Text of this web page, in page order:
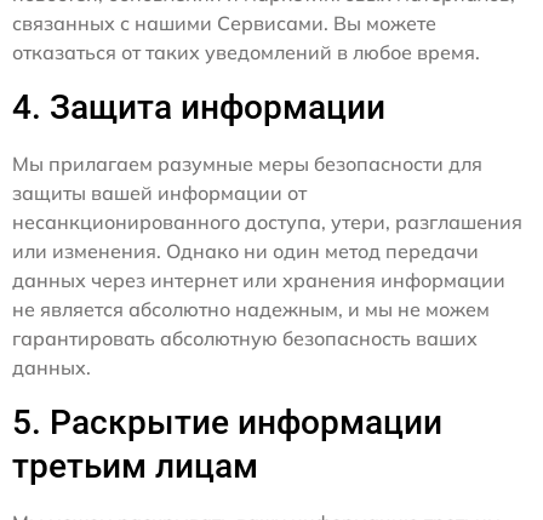
связанных с нашими Сервисами. Вы можете
отказаться от таких уведомлений в любое время.
4. Защита информации
Мы прилагаем разумные меры безопасности для
защиты вашей информации от
несанкционированного доступа, утери, разглашения
или изменения. Однако ни один метод передачи
данных через интернет или хранения информации
не является абсолютно надежным, и мы не можем
гарантировать абсолютную безопасность ваших
данных.
5. Раскрытие информации
третьим лицам